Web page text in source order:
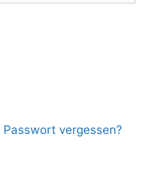
Passwort vergessen?